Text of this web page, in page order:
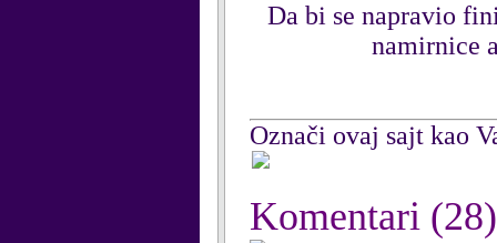
Da bi se napravio
namirnice
Označi ovaj sajt kao
Komentari (28)